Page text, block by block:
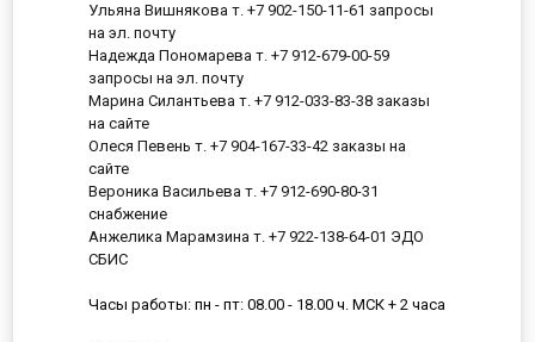
Ульяна Вишнякова т. +7 902-150-11-61 запросы
на эл. почту
Надежда Пономарева т. +7 912-679-00-59
запросы на эл. почту
Марина Силантьева т. +7 912-033-83-38 заказы
на сайте
Олеся Певень т. +7 904-167-33-42 заказы на
сайте
Вероника Васильева т. +7 912-690-80-31
снабжение
Анжелика Марамзина т. +7 922-138-64-01 ЭДО
СБИС
Часы работы: пн - пт: 08.00 - 18.00 ч. МСК + 2 часа